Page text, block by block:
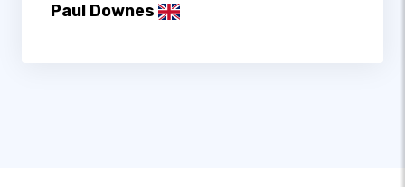
Paul Downes